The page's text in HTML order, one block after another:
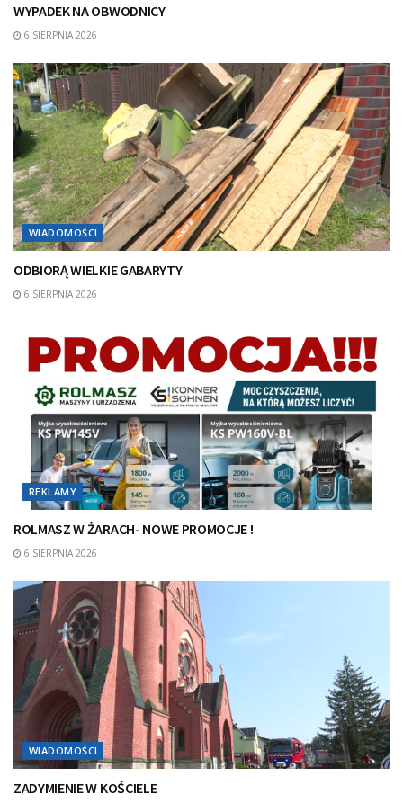
WYPADEK NA OBWODNICY
6 SIERPNIA 2026
WIADOMOŚCI
ODBIORĄ WIELKIE GABARYTY
6 SIERPNIA 2026
REKLAMY
ROLMASZ W ŻARACH- NOWE PROMOCJE !
6 SIERPNIA 2026
WIADOMOŚCI
ZADYMIENIE W KOŚCIELE